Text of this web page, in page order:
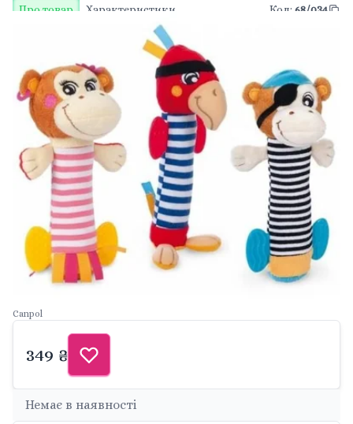
Про товар Характеристики Код: 68/034
Canpol
349 ₴
Немає в наявності